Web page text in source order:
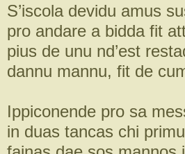
S’iscola devidu amus
pro andare a bidda fit
pius de unu nd’est
dannu mannu, fit de
Ippiconende pro sa
in duas tancas chi